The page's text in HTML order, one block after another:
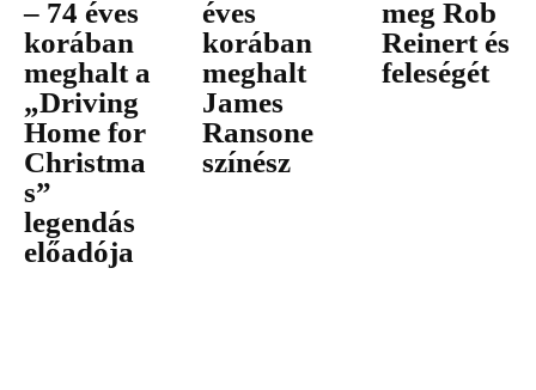
– 74 éves
korában
meghalt a
„Driving
Home for
Christma
s”
legendás
előadója
éves
korában
meghalt
James
Ransone
színész
meg Rob
Reinert és
feleségét